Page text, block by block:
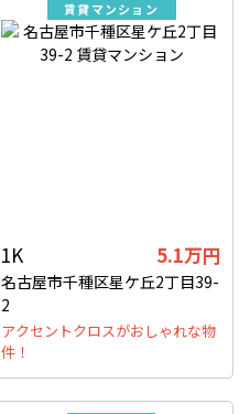
賃貸マンション
1K 5.1万円
名古屋市千種区星ケ丘2丁目39-
2
アクセントクロスがおしゃれな物
件！